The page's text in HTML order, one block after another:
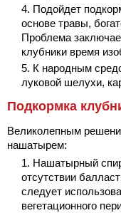
Подойдет
основе травы,
Проблема
клубники время
К народным
луковой шелухи,
Подкормка
Великолепным
нашатырем:
Нашатырный
отсутствии
следует
вегетационного